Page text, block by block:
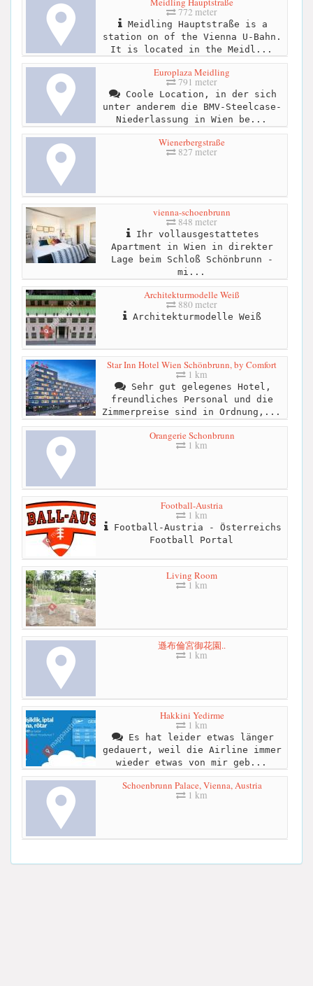
772 meter
Meidling Hauptstraße is a
station on of the Vienna U-Bahn.
It is located in the Meidl...
Europlaza Meidling
791 meter
Coole Location, in der sich
unter anderem die BMV-Steelcase-
Niederlassung in Wien be...
Wienerbergstraße
827 meter
vienna-schoenbrunn
848 meter
Ihr vollausgestattetes
Apartment in Wien in direkter
Lage beim Schloß Schönbrunn -
mi...
Architekturmodelle Weiß
880 meter
Architekturmodelle Weiß
Star Inn Hotel Wien Schönbrunn, by Comfort
1 km
Sehr gut gelegenes Hotel,
freundliches Personal und die
Zimmerpreise sind in Ordnung,...
Orangerie Schonbrunn
1 km
Football-Austria
1 km
Football-Austria - Österreichs
Football Portal
Living Room
1 km
遜布倫宮御花園..
1 km
Hakkini Yedirme
1 km
Es hat leider etwas länger
gedauert, weil die Airline immer
wieder etwas von mir geb...
Schoenbrunn Palace, Vienna, Austria
1 km